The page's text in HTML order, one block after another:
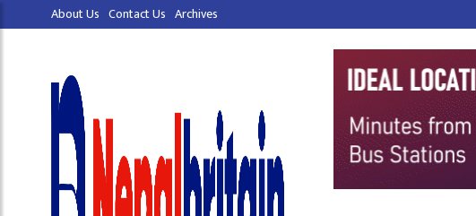
About Us Contact Us Archives